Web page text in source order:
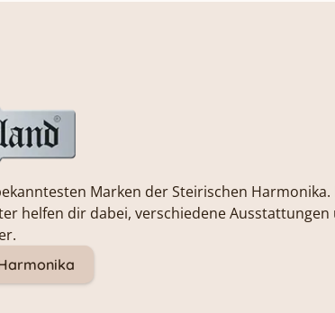
Marken der Steirischen
helfen dir dabei, verschiedene